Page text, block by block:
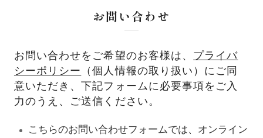
お問い合わせ
お問い合わせをご希望のお客様は、 プライバ
シーポリシー
（個人情報の取り扱い）にご同
意いただき、下記フォームに必要事項をご入
力のうえ、ご送信ください。
こちらのお問い合わせフォームでは、オンライン